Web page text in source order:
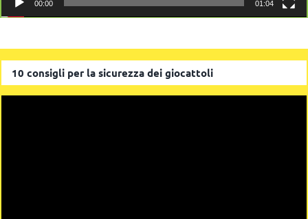
00:00 01:04
10 consigli per la sicurezza dei giocattoli